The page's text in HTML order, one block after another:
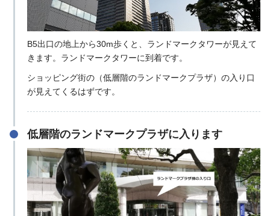
B5出口の地上から30m歩くと、ランドマークタワーが見えて
きます。ランドマークタワーに到着です。
ショッピング街の（低層階のランドマークプラザ）の入り口
が見えてくるはずです。
低層階のランドマークプラザに入ります